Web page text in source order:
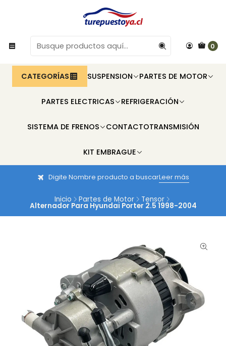
0
CATEGORÍAS SUSPENSION PARTES DE MOTOR
PARTES ELECTRICAS REFRIGERACIÓN
SISTEMA DE FRENOS CONTACTOTRANSMISIÓN
KIT EMBRAGUE
Digite Nombre producto a buscarLeer más
Inicio Partes de Motor Tensor
Alternador Para Hyundai Porter 2.5 1998-2004